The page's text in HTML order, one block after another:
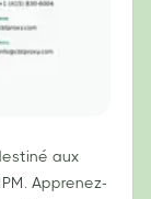
aux
Apprenez-